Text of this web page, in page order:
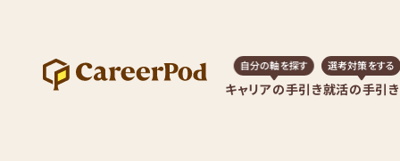
キャリアの手引き
自分の軸を探す
就活の手引き
選考対策をする